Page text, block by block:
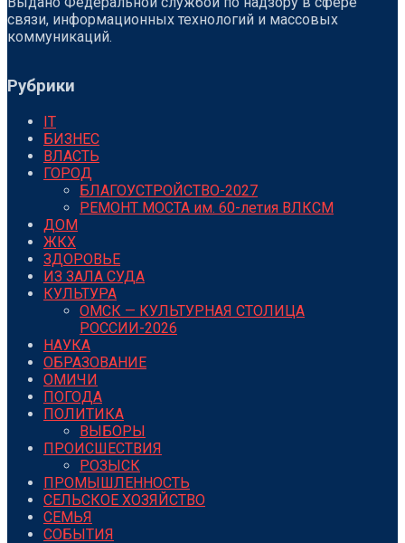
связи, информационных технологий и массовых
коммуникаций.
Рубрики
IT
БИЗНЕС
ВЛАСТЬ
ГОРОД
БЛАГОУСТРОЙСТВО-2027
РЕМОНТ МОСТА им. 60-летия ВЛКСМ
ДОМ
ЖКХ
ЗДОРОВЬЕ
ИЗ ЗАЛА СУДА
КУЛЬТУРА
ОМСК — КУЛЬТУРНАЯ СТОЛИЦА
РОССИИ-2026
НАУКА
ОБРАЗОВАНИЕ
ОМИЧИ
ПОГОДА
ПОЛИТИКА
ВЫБОРЫ
ПРОИСШЕСТВИЯ
РОЗЫСК
ПРОМЫШЛЕННОСТЬ
СЕЛЬСКОЕ ХОЗЯЙСТВО
СЕМЬЯ
СОБЫТИЯ